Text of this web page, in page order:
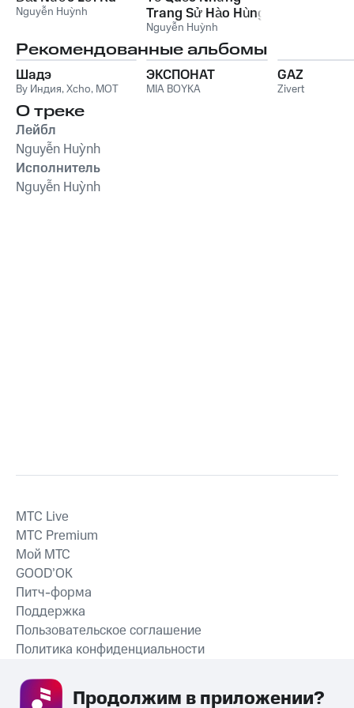
Nguyễn Huỳnh
Trang Sử Hào Hùng
Nguyễn Huỳnh
Рекомендованные альбомы
Шадэ
By Индия,Xcho, MOT
ЭКСПОНАТ
MIA BOYKA
GAZ
Zivert
О треке
Лейбл
Nguyễn Huỳnh
Исполнитель
Nguyễn Huỳnh
СКАЧАТЬ ПРИЛОЖЕНИЕ
MTС Live
MTС Premium
Мой МТС
GOOD’OK
Питч-форма
Поддержка
Пользовательское соглашение
Политика конфиденциальности